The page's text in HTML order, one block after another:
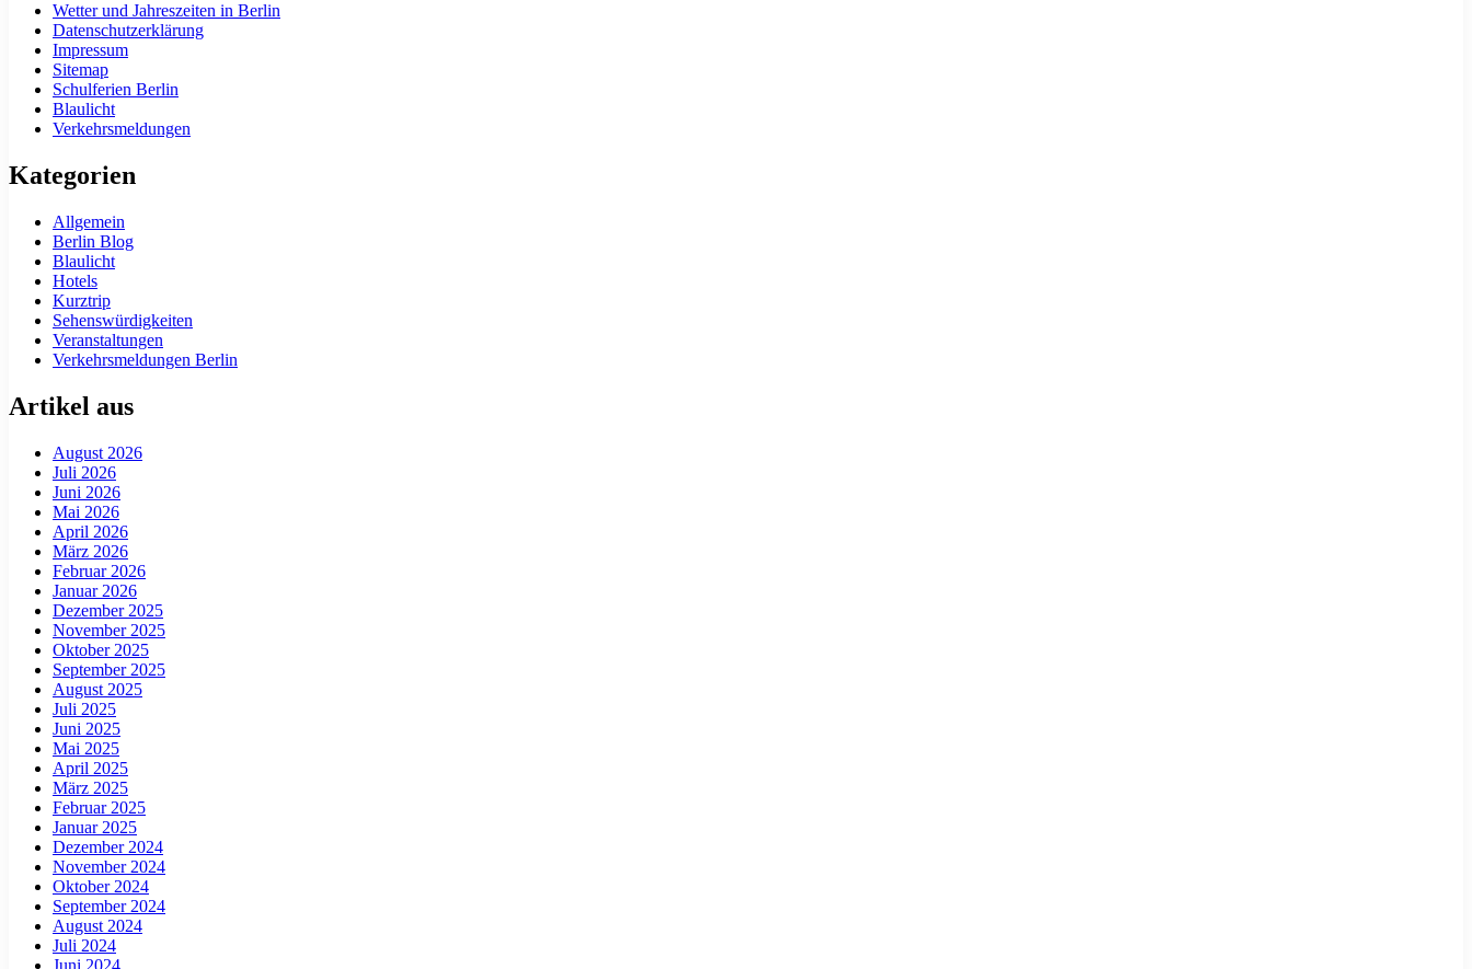
Wetter und Jahreszeiten in Berlin
Datenschutzerklärung
Impressum
Sitemap
Schulferien Berlin
Blaulicht
Verkehrsmeldungen
Kategorien
Allgemein
Berlin Blog
Blaulicht
Hotels
Kurztrip
Sehenswürdigkeiten
Veranstaltungen
Verkehrsmeldungen Berlin
Artikel aus
August 2026
Juli 2026
Juni 2026
Mai 2026
April 2026
März 2026
Februar 2026
Januar 2026
Dezember 2025
November 2025
Oktober 2025
September 2025
August 2025
Juli 2025
Juni 2025
Mai 2025
April 2025
März 2025
Februar 2025
Januar 2025
Dezember 2024
November 2024
Oktober 2024
September 2024
August 2024
Juli 2024
Juni 2024